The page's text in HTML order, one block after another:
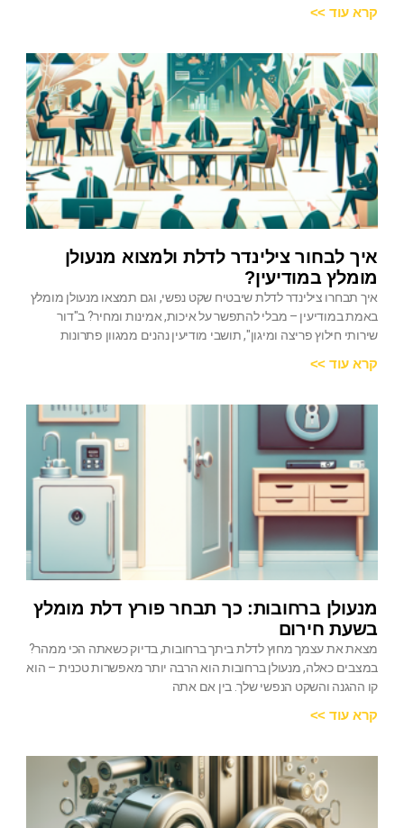
קרא עוד >>
איך לבחור צילינדר לדלת ולמצוא מנעולן
מומלץ במודיעין?
איך תבחרו צילינדר לדלת שיבטיח שקט נפשי, וגם תמצאו מנעולן מומלץ
באמת במודיעין – מבלי להתפשר על איכות, אמינות ומחיר? ב"דור
שירותי חילוץ פריצה ומיגון", תושבי מודיעין נהנים ממגוון פתרונות
קרא עוד >>
מנעולן ברחובות: כך תבחר פורץ דלת מומלץ
בשעת חירום
מצאת את עצמך מחוץ לדלת ביתך ברחובות, בדיוק כשאתה הכי ממהר?
במצבים כאלה, מנעולן ברחובות הוא הרבה יותר מאפשרות טכנית – הוא
קו ההגנה והשקט הנפשי שלך. בין אם אתה
קרא עוד >>